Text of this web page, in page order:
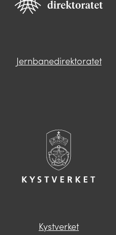
Jernbanedirektoratet
Kystverket